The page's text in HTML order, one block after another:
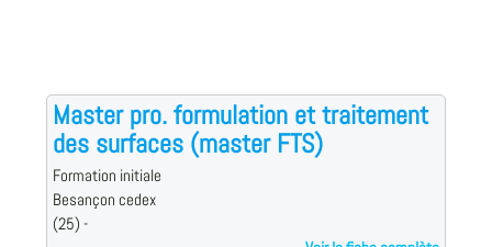
Master pro. formulation et traitement
des surfaces (master FTS)
Formation initiale
Besançon cedex
(25) -